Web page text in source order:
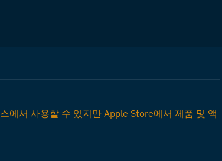
에서 사용할 수 있지만 Apple Store에서 제품 및 액